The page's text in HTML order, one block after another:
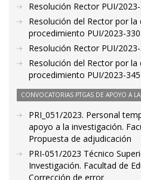
Resolución Rector PUI/2023-
Resolución del Rector por la
procedimiento PUI/2023-330
Resolución Rector PUI/
Resolución del Rector por la
procedimiento PUI/2023-345
CONVOCATORIAS PTGAS DE APOYO A
PRI_051/2023. Personal
apoyo a la investigación.
Propuesta de adjudicación
PRI-051/2023 Técnico
Investigación. Facultad de
Corrección de error